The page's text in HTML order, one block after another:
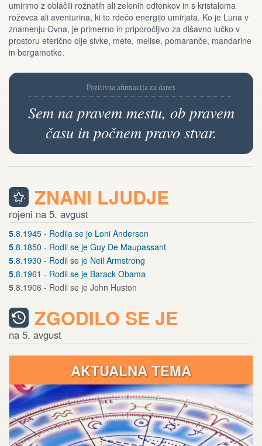
umirimo z oblačili rožnatih ali zelenih odtenkov in s kristaloma
roževca ali aventurina, ki to rdečo energijo umirjata. Ko je Luna v
znamenju Ovna, je primerno in priporočljivo za dišavno lučko v
prostoru eterično olje sivke, mete, melise, pomaranče, mandarine
in bergamotke.
Pozitivna afirmacija za danes
Sem na pravem mestu, ob pravem
času in počnem pravo stvar.
ZNANI LJUDJE
rojeni na 5. avgust
5.8.1945 - Rodila se je Loni Anderson
5.8.1850 - Rodil se je Guy De Maupassant
5.8.1930 - Rodil se je Neil Armstrong
5.8.1961 - Rodil se je Barack Obama
5.8.1906 - Rodil se je John Huston
ZGODILO SE JE
na 5. avgust
AKTUALNA TEMA